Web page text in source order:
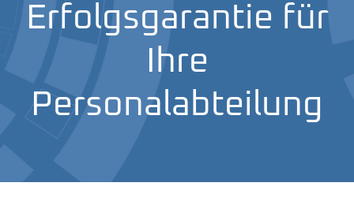
Erfolgsgarantie für
Ihre
Personalabteilung